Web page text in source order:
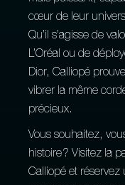
cœur de leur
Qu’il s’agisse de
L’Oréal ou de
Dior, Calliopé
vibrer la même
précieux.
Vous souhaitez,
histoire ? Visitez la
Calliopé et